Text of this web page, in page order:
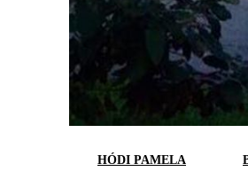
HÓDI PAMELA